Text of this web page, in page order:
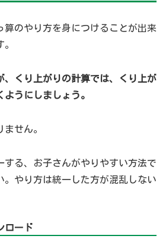
算のやり方を身につけることが出来
、くり上がりの計算では、くり上が
うにしましょう。
せん。
する、お子さんがやりやすい方法で
。やり方は統一した方が混乱しない
ロード